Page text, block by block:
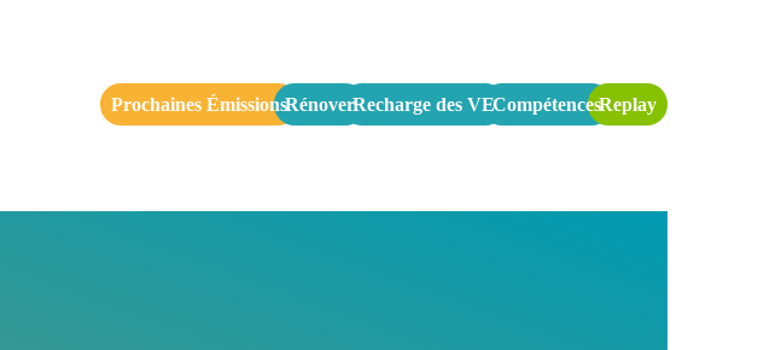
Prochaines ÉmissionsRénoverRecharge des VECompétencesReplay